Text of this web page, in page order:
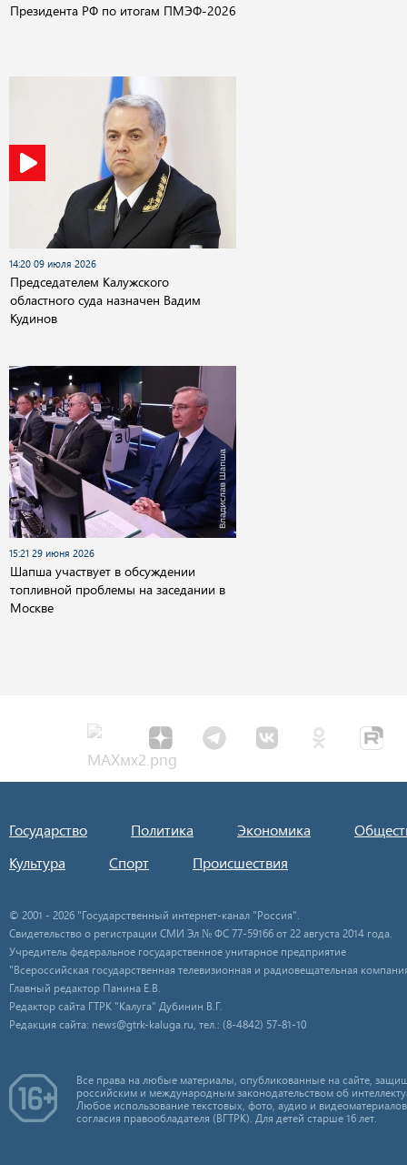
Президента РФ по итогам ПМЭФ-2026
14:20 09 июля 2026
Председателем Калужского
областного суда назначен Вадим
Кудинов
15:21 29 июня 2026
Шапша участвует в обсуждении
топливной проблемы на заседании в
Москве
Государство Политика Экономика
Культура
Спорт Происшествия
© 2001 - 2026 "Государственный интернет-канал "Россия".
Свидетельство о регистрации СМИ Эл № ФС 77-59166 от 22 августа 2014 года.
Учредитель федеральное государственное унитарное предприятие
"Всероссийская государственная телевизионная и радиовещательная
Главный редактор Панина Е.В.
Редактор сайта ГТРК "Калуга" Дубинин В.Г.
Редакция сайта: news@gtrk-kaluga.ru, тел.: (8-4842) 57-81-10
Все права на любые материалы, опубликованные на сайте,
российским и международным законодательством об
Любое использование текстовых, фото, аудио и
согласия правообладателя (ВГТРК). Для детей старше 16 лет.